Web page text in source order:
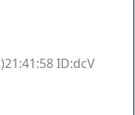
ID:dcV